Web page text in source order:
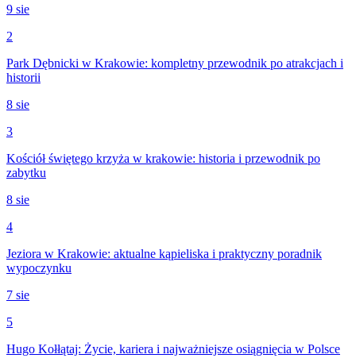
9 sie
2
Park Dębnicki w Krakowie: kompletny przewodnik po atrakcjach i
historii
8 sie
3
Kościół świętego krzyża w krakowie: historia i przewodnik po
zabytku
8 sie
4
Jeziora w Krakowie: aktualne kąpieliska i praktyczny poradnik
wypoczynku
7 sie
5
Hugo Kołłątaj: Życie, kariera i najważniejsze osiągnięcia w Polsce